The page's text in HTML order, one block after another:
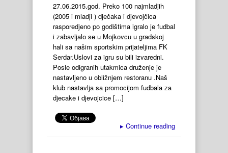
27.06.2015.god. Preko 100 najmladjih
(2005 i mladji ) dječaka i djevojčica
rasporedjeno po godištima igralo je fudbal
i zabavljalo se u Mojkovcu u gradskoj
hali sa našim sportskim prijateljima FK
Serdar.Uslovi za igru su bili izvaredni.
Posle odigranih utakmica druženje je
nastavljeno u obližnjem restoranu .Naš
klub nastavlja sa promocijom fudbala za
djecake i djevojcice […]
▸ Continue reading